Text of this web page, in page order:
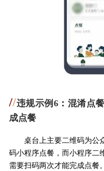
//违规示例6： 混淆点
成点餐
桌台上主要二维码为公
码小程序点餐，而小程序二
需要扫码两次才能完成点餐。